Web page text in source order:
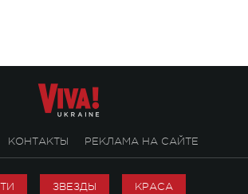
КОНТАКТЫ РЕКЛАМА НА САЙТЕ
ЗВЕЗДЫ КРАСА